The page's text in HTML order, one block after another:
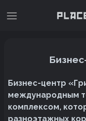
Бизнес-центр
международным
комплексом,
разноэтажных